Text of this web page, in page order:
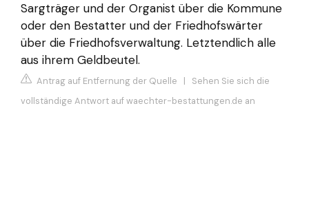
Sargträger und der Organist über die Kommune
oder den Bestatter und der Friedhofswärter
über die Friedhofsverwaltung. Letztendlich alle
aus ihrem Geldbeutel.
Antrag auf Entfernung der Quelle | Sehen Sie sich die
vollständige Antwort auf waechter-bestattungen.de an